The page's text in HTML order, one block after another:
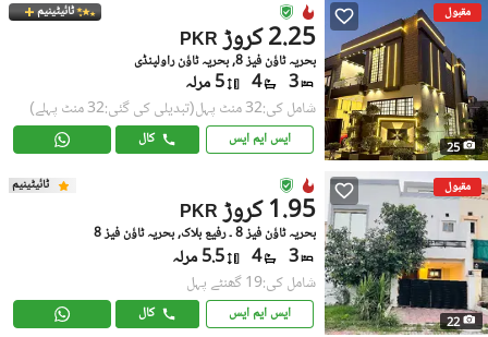
مقبول
25
ٹائیٹینیم
PKR 2.25 کروڑ
بحریہ ٹاؤن فیز 8, بحریہ ٹاؤن راولپنڈی
3
4 5 مرلہ
شامل کی:32 منٹ پہل (تبدیلی کی گئی:32 منٹ پہلے)
ایس ایم ایس کال
مقبول
22
ٹائیٹینیم
PKR 1.95 کروڑ
بحریہ ٹاؤن فیز 8 ۔ رفیع بلاک, بحریہ ٹاؤن فیز 8
3
4 5.5 مرلہ
شامل کی:19 گھنٹے پہل
ایس ایم ایس کال